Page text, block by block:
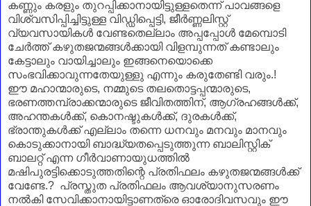
കണ്ണും കരളും തുറപ്പിക്കാനായിട്ടുള്ളതെന്ന് പാവങ്ങളെ
വിശ്വസിപ്പിച്ചിട്ടുള്ള വിഡ്ഡിപ്പെട്ടി, ജീർണ്ണലിസ്റ്റ്
വ്യവസായികൾ വേണ്ടതെല്ലാം അപ്പപ്പോൾ മേമ്പൊടി
ചേർത്ത് കഴുതജന്മങ്ങൾക്കായി വിളമ്പുന്നത് കണ്ടാലും
കേട്ടാലും വായിച്ചാലും ഇങ്ങനെയൊക്കെ
സംഭവിക്കാവുന്നതേയുള്ളു എന്നും കരുതേണ്ടി വരും.!
ഈ മഹാന്മാരുടെ, നമ്മുടെ തലതൊട്ടപ്പന്മാരുടെ,
ഭരണത്തമ്പ്രാക്കന്മാരുടെ ജീവിതത്തിന്‌, ആഗ്രഹങ്ങൾക്ക്,
അഹന്തകൾക്ക്, കൊനഷ്ടുകൾക്ക്, ദുരകൾക്ക്,
ഭ്രാന്തുകൾക്ക് എല്ലാം തന്നെ ധനവും മനവും മാനവും
കൊടുക്കാനായി ബാദ്ധ്യതപ്പെടുത്തുന്ന ബാലിസ്റ്റിക്
ബാലറ്റ് എന്ന ഗീർവാണായുധത്തിൽ
മഷിപുരട്ടിക്കൊടുത്തതിന്റെ പ്രതിഫലം കഴുതജന്മങ്ങൾക്ക്
വേണ്ടേ.? പ്രസ്തുത പ്രതിഫലം ആവശ്യാനുസരണം
നൽകി സേവിക്കാനായിട്ടാണത്രെ ഓരോദിവസവും ഈ